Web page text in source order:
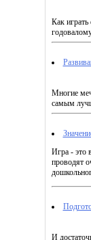
Как
Многие
самым
Игра - это
проводят
И